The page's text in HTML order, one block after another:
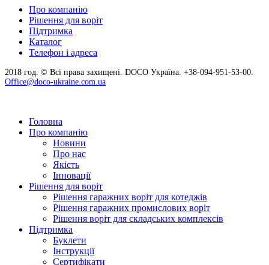
Про компанію
Рішення для воріт
Підтримка
Каталог
Телефон і адреса
2018 год. © Всі права захищені. DOCO Україна. +38-094-951-53-00.
Office@doco-ukraine.com.ua
Головна
Про компанію
Новини
Про нас
Якість
Інновації
Рішення для воріт
Рішення гаражних воріт для котеджів
Рішення гаражних промислових воріт
Рішення воріт для складських комплексів
Підтримка
Буклети
Інструкції
Сертифікати